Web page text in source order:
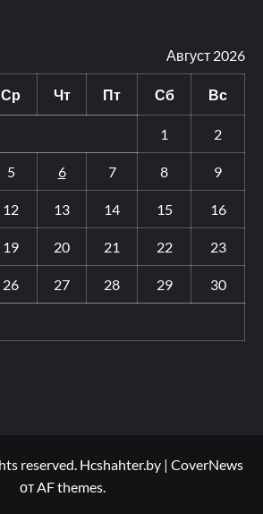
Август 2026
Ср Чт Пт Сб Вс
1 2
5 6 7 8 9
12 13 14 15 16
19 20 21 22 23
26 27 28 29 30
reserved. Hcshahter.by | CoverNews
от AF themes.